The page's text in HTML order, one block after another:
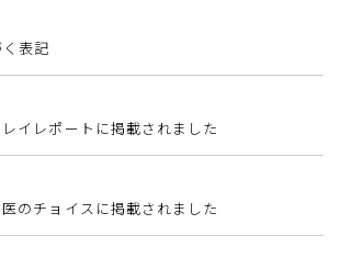
表記
レイレポートに掲載されました
医のチョイスに掲載されました